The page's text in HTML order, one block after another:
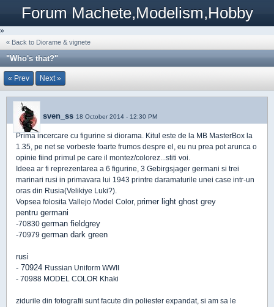
Forum Machete,Modelism,Hobby
»
« Back to Diorame & vignete
"Who's that?"
« Prev Next »
sven_ss 18 October 2014 - 12:30 PM
Prima incercare cu figurine si diorama. Kitul este de la MB MasterBox la
1.35, pe net se vorbeste foarte frumos despre el, eu nu prea pot arunca o
opinie fiind primul pe care il montez/colorez...stiti voi.
Ideea ar fi reprezentarea a 6 figurine, 3 Gebirgsjager germani si trei
marinari rusi in primavara lui 1943 printre daramaturile unei case intr-un
oras din Rusia(Velikiye Luki?).
Vopsea folosita Vallejo Model Color, primer light ghost grey
pentru germani
-70830 german fieldgrey
-70979 german dark green
rusi
- 70924 Russian Uniform WWII
- 70988 MODEL COLOR Khaki
zidurile din fotografii sunt facute din poliester expandat, si am sa le